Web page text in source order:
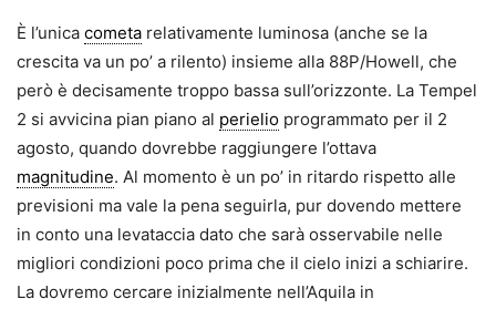
È l’unica cometa relativamente luminosa (anche se la
crescita va un po’ a rilento) insieme alla 88P/Howell, che
però è decisamente troppo bassa sull’orizzonte. La Tempel
2 si avvicina pian piano al perielio programmato per il 2
agosto, quando dovrebbe raggiungere l’ottava
magnitudine. Al momento è un po’ in ritardo rispetto alle
previsioni ma vale la pena seguirla, pur dovendo mettere
in conto una levataccia dato che sarà osservabile nelle
migliori condizioni poco prima che il cielo inizi a schiarire.
La dovremo cercare inizialmente nell’Aquila in